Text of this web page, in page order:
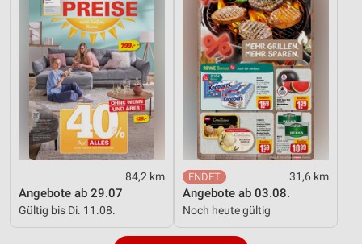
84,2 km
Angebote ab 29.07
Gültig bis Di. 11.08.
31,6 km
Angebote ab 03.08.
Noch heute gültig